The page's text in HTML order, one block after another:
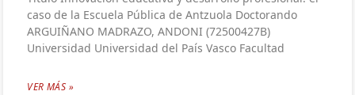
caso de la Escuela Pública de Antzuola Doctorando
ARGUIÑANO MADRAZO, ANDONI (72500427B)
Universidad Universidad del País Vasco Facultad
VER MÁS »